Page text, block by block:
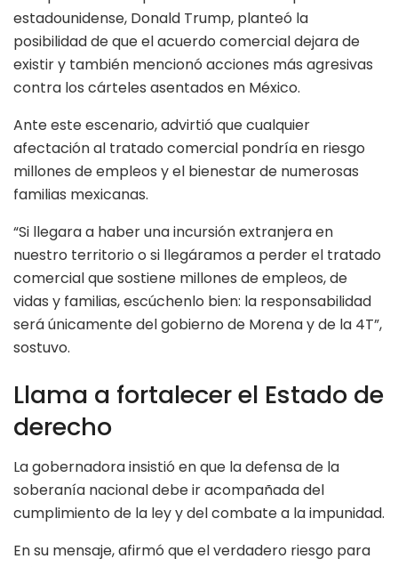
estadounidense, Donald Trump, planteó la
posibilidad de que el acuerdo comercial dejara de
existir y también mencionó acciones más agresivas
contra los cárteles asentados en México.
Ante este escenario, advirtió que cualquier
afectación al tratado comercial pondría en riesgo
millones de empleos y el bienestar de numerosas
familias mexicanas.
“Si llegara a haber una incursión extranjera en
nuestro territorio o si llegáramos a perder el tratado
comercial que sostiene millones de empleos, de
vidas y familias, escúchenlo bien: la responsabilidad
será únicamente del gobierno de Morena y de la 4T”,
sostuvo.
Llama a fortalecer el Estado de
derecho
La gobernadora insistió en que la defensa de la
soberanía nacional debe ir acompañada del
cumplimiento de la ley y del combate a la impunidad.
En su mensaje, afirmó que el verdadero riesgo para